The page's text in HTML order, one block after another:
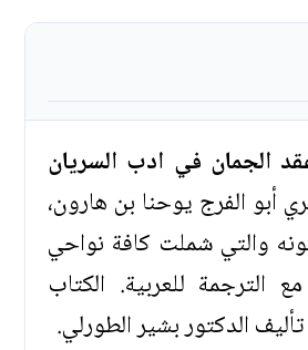
الجمان في ادب السريان
أبو الفرج يوحنا بن هارون،
والتي شملت كافة نواحي
الترجمة للعربية. الكتاب
تأليف الدكتور بشير الطورلي.